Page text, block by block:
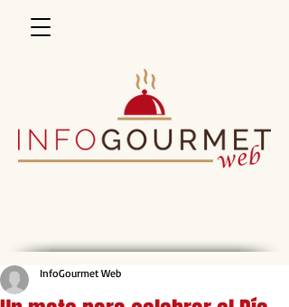
InfoGourmet Web